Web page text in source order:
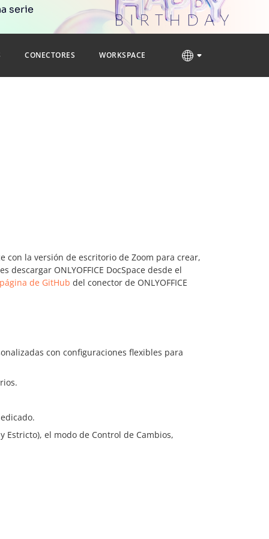
serie
CONECTORES WORKSPACE
con la versión de escritorio de Zoom para crear,
ONLYOFFICE DocSpace desde el
página de GitHub del conector de ONLYOFFICE
con configuraciones flexibles para
Estricto), el modo de Control de Cambios,